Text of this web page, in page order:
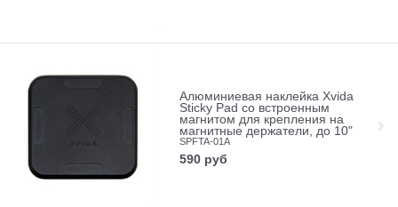
Алюминиевая наклейка Xvida
Sticky Pad со встроенным
магнитом для крепления на
магнитные держатели, до 10"
SPFTA-01A
590 руб